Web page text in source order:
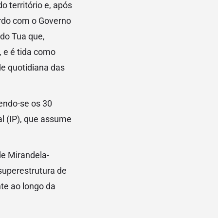
território e, após
com o Governo
Tua que,
e é tida como
quotidiana das
se os 30
(IP), que assume
Mirandela-
de
ao longo da